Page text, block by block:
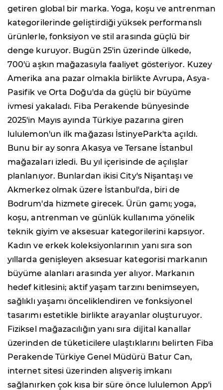
getiren global bir marka. Yoga, koşu ve antrenman
kategorilerinde geliştirdiği yüksek performanslı
ürünlerle, fonksiyon ve stil arasında güçlü bir
denge kuruyor. Bugün 25'in üzerinde ülkede,
700'ü aşkın mağazasıyla faaliyet gösteriyor. Kuzey
Amerika ana pazar olmakla birlikte Avrupa, Asya-
Pasifik ve Orta Doğu'da da güçlü bir büyüme
ivmesi yakaladı. Fiba Perakende bünyesinde
2025'in Mayıs ayında Türkiye pazarına giren
lululemon'un ilk mağazası İstinyePark'ta açıldı.
Bunu bir ay sonra Akasya ve Tersane İstanbul
mağazaları izledi. Bu yıl içerisinde de açılışlar
planlanıyor. Bunlardan ikisi City's Nişantaşı ve
Akmerkez olmak üzere İstanbul'da, biri de
Bodrum'da hizmete girecek. Ürün gamı; yoga,
koşu, antrenman ve günlük kullanıma yönelik
teknik giyim ve aksesuar kategorilerini kapsıyor.
Kadın ve erkek koleksiyonlarının yanı sıra son
yıllarda genişleyen aksesuar kategorisi markanın
büyüme alanları arasında yer alıyor. Markanın
hedef kitlesini; aktif yaşam tarzını benimseyen,
sağlıklı yaşamı önceliklendiren ve fonksiyonel
tasarımı estetikle birlikte arayanlar oluşturuyor.
Fiziksel mağazacılığın yanı sıra dijital kanallar
üzerinden de tüketicilere ulaştıklarını belirten Fiba
Perakende Türkiye Genel Müdürü Batur Can,
internet sitesi üzerinden alışveriş imkanı
sağlanırken çok kısa bir süre önce lululemon App'i